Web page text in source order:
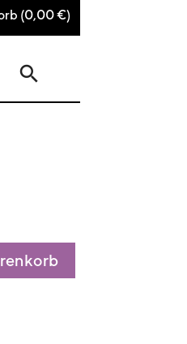
(0,00 €)
search